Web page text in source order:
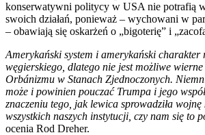
konserwatywni politycy w USA nie potrafią
swoich działań, ponieważ – wychowani w
– obawiają się oskarżeń o „bigoterię” i
Amerykański system i amerykański charakter
węgierskiego, dlatego nie jest możliwe
Orbánizmu w Stanach Zjednoczonych.
może i powinien pouczać Trumpa i jego
znaczeniu tego, jak ​​lewica sprowadziła
wszystkich naszych instytucji, czy nam się to
ocenia Rod Dreher.